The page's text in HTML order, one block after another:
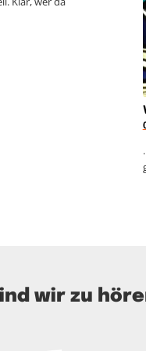
wir zu